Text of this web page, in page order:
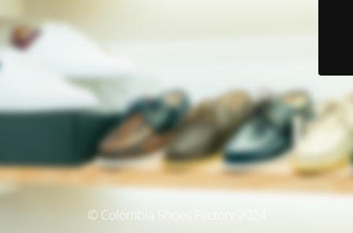
© Colombia Shoes Factory 2024